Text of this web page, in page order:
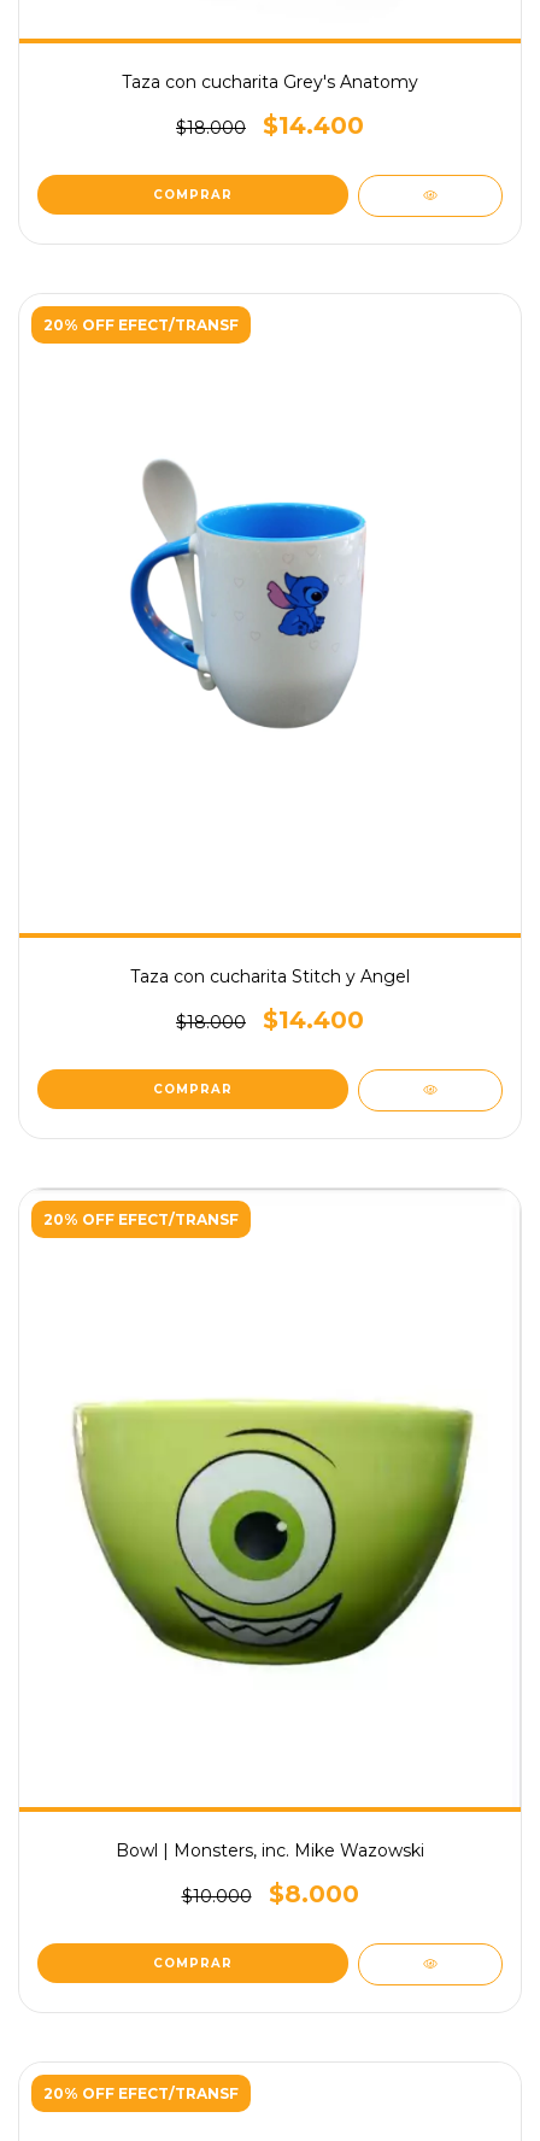
Taza con cucharita Grey's Anatomy
$18.000 $14.400
20% OFF EFECT/TRANSF
Taza con cucharita Stitch y Angel
$18.000 $14.400
20% OFF EFECT/TRANSF
Bowl | Monsters, inc. Mike Wazowski
$10.000 $8.000
20% OFF EFECT/TRANSF